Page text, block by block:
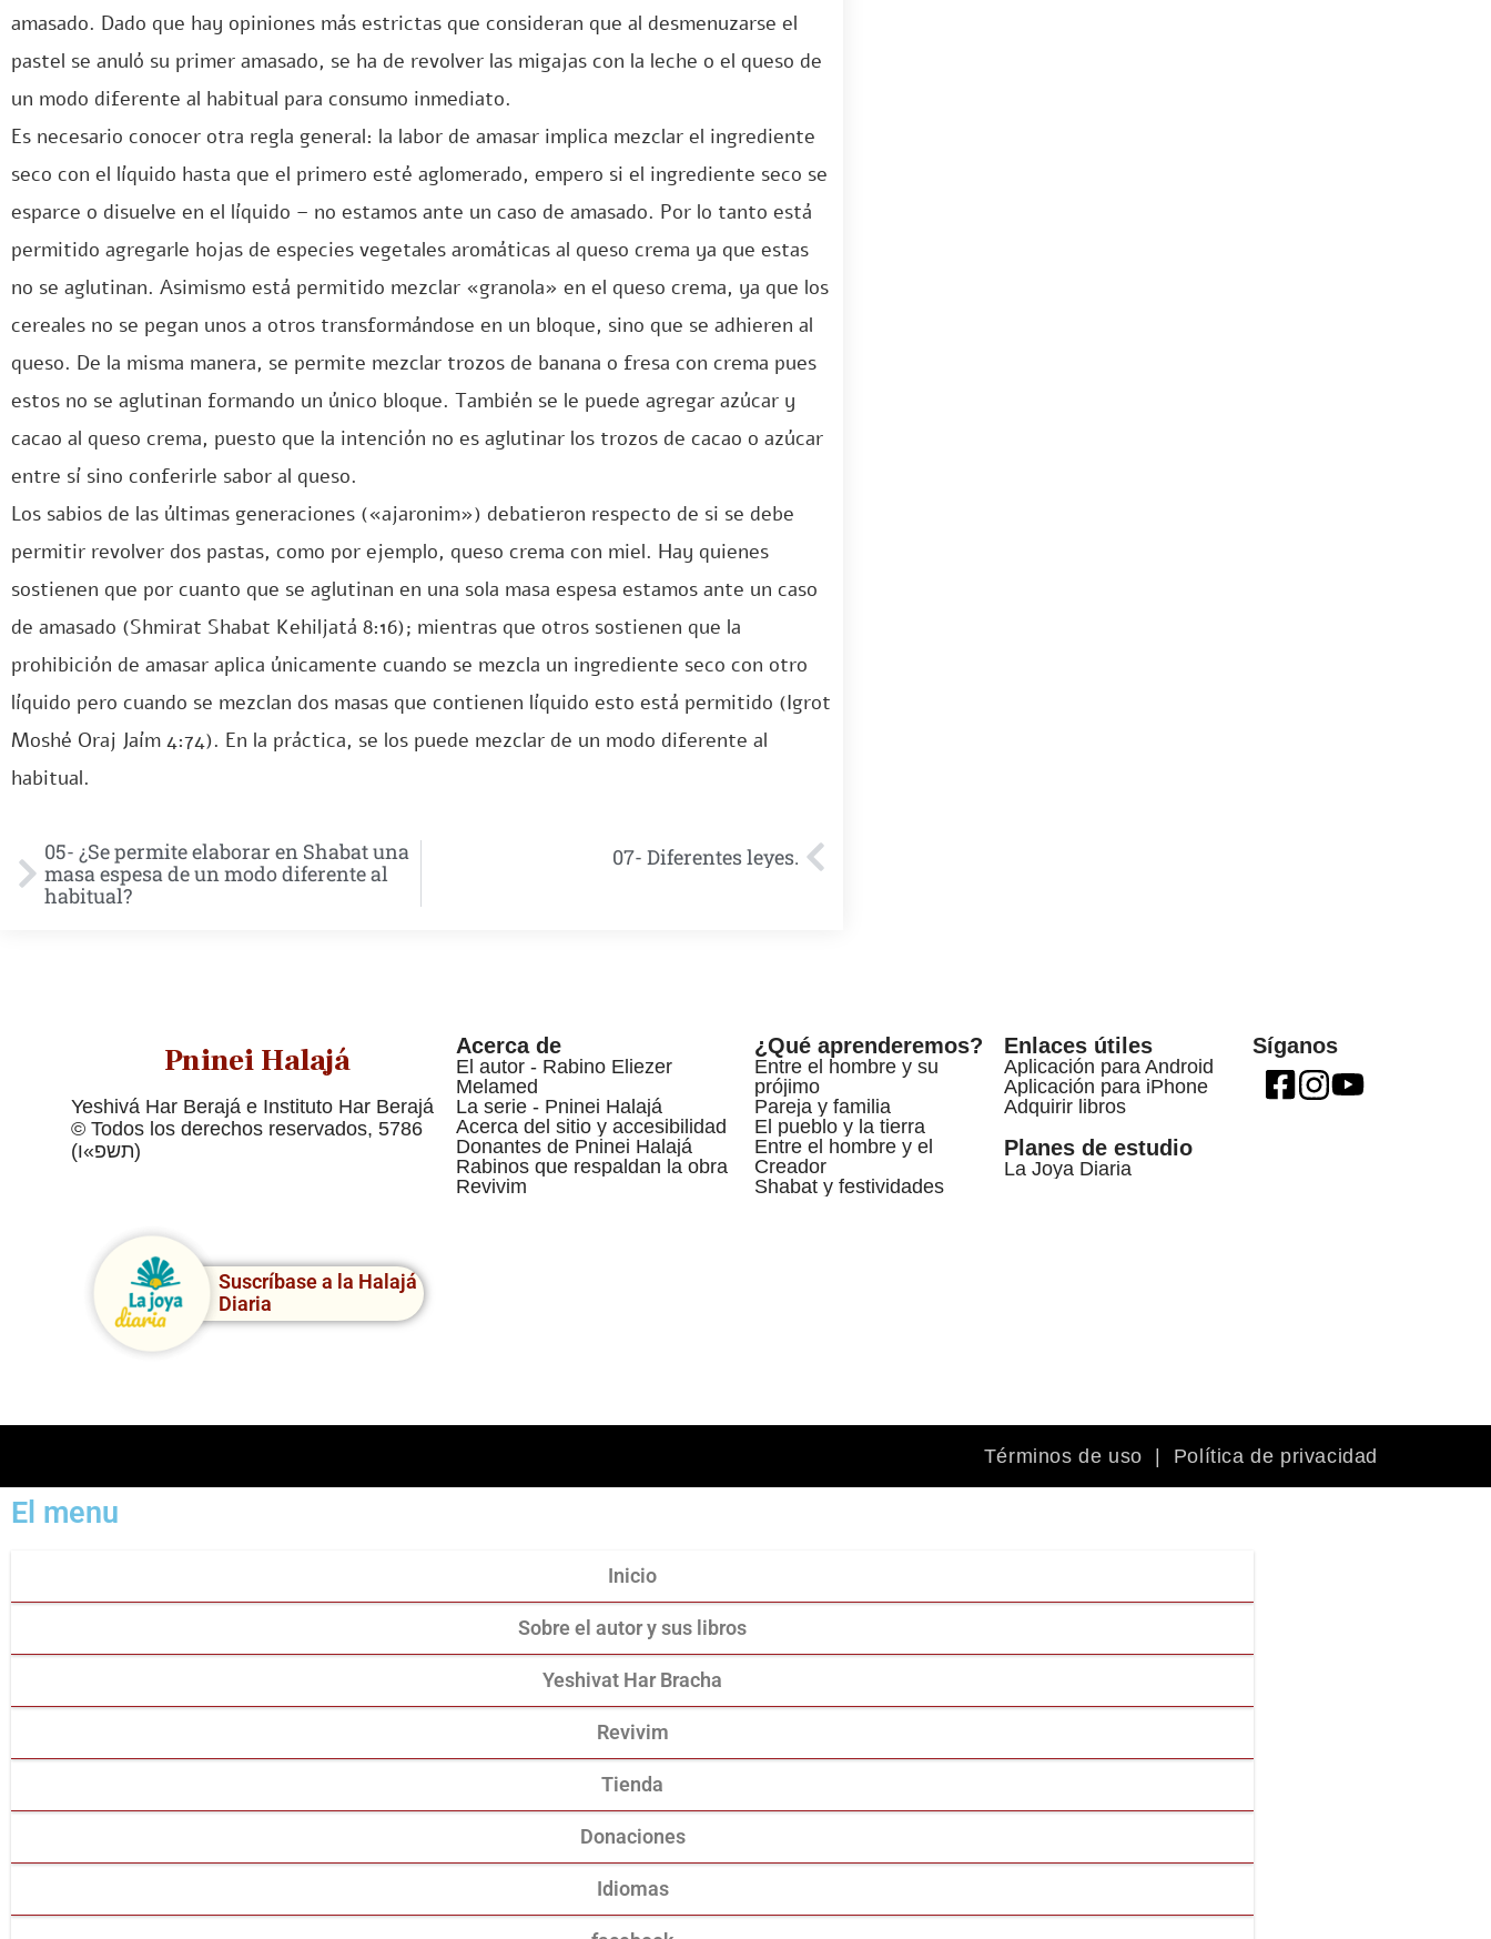
amasado. Dado que hay opiniones más estrictas que consideran que al desmenuzarse el
pastel se anuló su primer amasado, se ha de revolver las migajas con la leche o el queso de
un modo diferente al habitual para consumo inmediato.
Es necesario conocer otra regla general: la labor de amasar implica mezclar el ingrediente
seco con el líquido hasta que el primero esté aglomerado, empero si el ingrediente seco se
esparce o disuelve en el líquido – no estamos ante un caso de amasado. Por lo tanto está
permitido agregarle hojas de especies vegetales aromáticas al queso crema ya que estas
no se aglutinan. Asimismo está permitido mezclar «granola» en el queso crema, ya que los
cereales no se pegan unos a otros transformándose en un bloque, sino que se adhieren al
queso. De la misma manera, se permite mezclar trozos de banana o fresa con crema pues
estos no se aglutinan formando un único bloque. También se le puede agregar azúcar y
cacao al queso crema, puesto que la intención no es aglutinar los trozos de cacao o azúcar
entre sí sino conferirle sabor al queso.
Los sabios de las últimas generaciones («ajaronim») debatieron respecto de si se debe
permitir revolver dos pastas, como por ejemplo, queso crema con miel. Hay quienes
sostienen que por cuanto que se aglutinan en una sola masa espesa estamos ante un caso
de amasado (Shmirat Shabat Kehiljatá 8:16); mientras que otros sostienen que la
prohibición de amasar aplica únicamente cuando se mezcla un ingrediente seco con otro
líquido pero cuando se mezclan dos masas que contienen líquido esto está permitido (Igrot
Moshé Oraj Jaím 4:74). En la práctica, se los puede mezclar de un modo diferente al
habitual.
05- ¿Se permite elaborar en Shabat una
masa espesa de un modo diferente al
habitual?
07- Diferentes leyes.
Pninei Halajá
Yeshivá Har Berajá e Instituto Har Berajá
© Todos los derechos reservados, 5786
(תשפ»ו)
Suscríbase a la Halajá
Diaria
Acerca de
El autor - Rabino Eliezer
Melamed
La serie - Pninei Halajá
Acerca del sitio y accesibilidad
Donantes de Pninei Halajá
Rabinos que respaldan la obra
Revivim
¿Qué aprenderemos?
Entre el hombre y su
prójimo
Pareja y familia
El pueblo y la tierra
Entre el hombre y el
Creador
Shabat y festividades
Enlaces útiles
Aplicación para Android
Aplicación para iPhone
Adquirir libros
Planes de estudio
La Joya Diaria
Síganos
Términos de uso | Política de privacidad
El menu
Inicio
Sobre el autor y sus libros
Yeshivat Har Bracha
Revivim
Tienda
Donaciones
Idiomas